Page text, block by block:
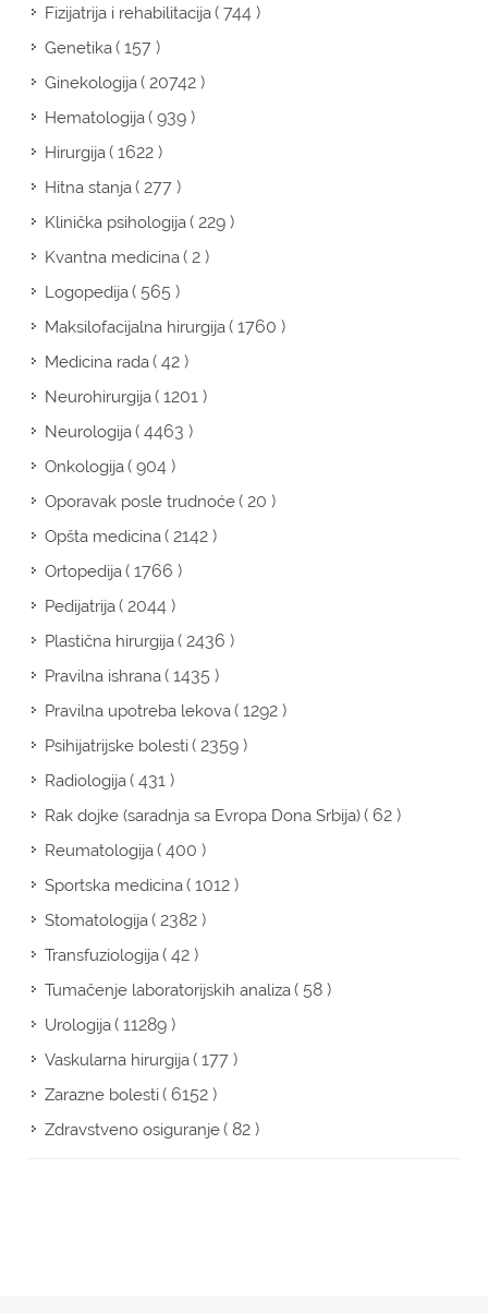
Fizijatrija i rehabilitacija( 744 )
Genetika( 157 )
Ginekologija( 20742 )
Hematologija( 939 )
Hirurgija( 1622 )
Hitna stanja( 277 )
Klinička psihologija( 229 )
Kvantna medicina( 2 )
Logopedija( 565 )
Maksilofacijalna hirurgija( 1760 )
Medicina rada( 42 )
Neurohirurgija( 1201 )
Neurologija( 4463 )
Onkologija( 904 )
Oporavak posle trudnoće( 20 )
Opšta medicina( 2142 )
Ortopedija( 1766 )
Pedijatrija( 2044 )
Plastična hirurgija( 2436 )
Pravilna ishrana( 1435 )
Pravilna upotreba lekova( 1292 )
Psihijatrijske bolesti( 2359 )
Radiologija( 431 )
Rak dojke (saradnja sa Evropa Dona Srbija)( 62 )
Reumatologija( 400 )
Sportska medicina( 1012 )
Stomatologija( 2382 )
Transfuziologija( 42 )
Tumačenje laboratorijskih analiza( 58 )
Urologija( 11289 )
Vaskularna hirurgija( 177 )
Zarazne bolesti( 6152 )
Zdravstveno osiguranje( 82 )